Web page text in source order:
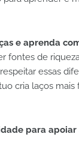
e aprenda
fontes de
essas
cria laços mais
para apoiar